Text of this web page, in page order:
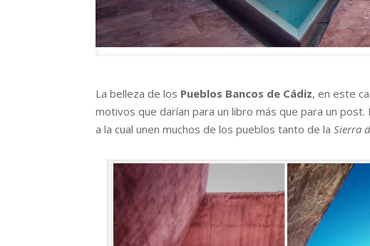
La belleza de los Pueblos Bancos de Cádiz, en este
motivos que darían para un libro más que para un
a la cual unen muchos de los pueblos tanto de laSierra